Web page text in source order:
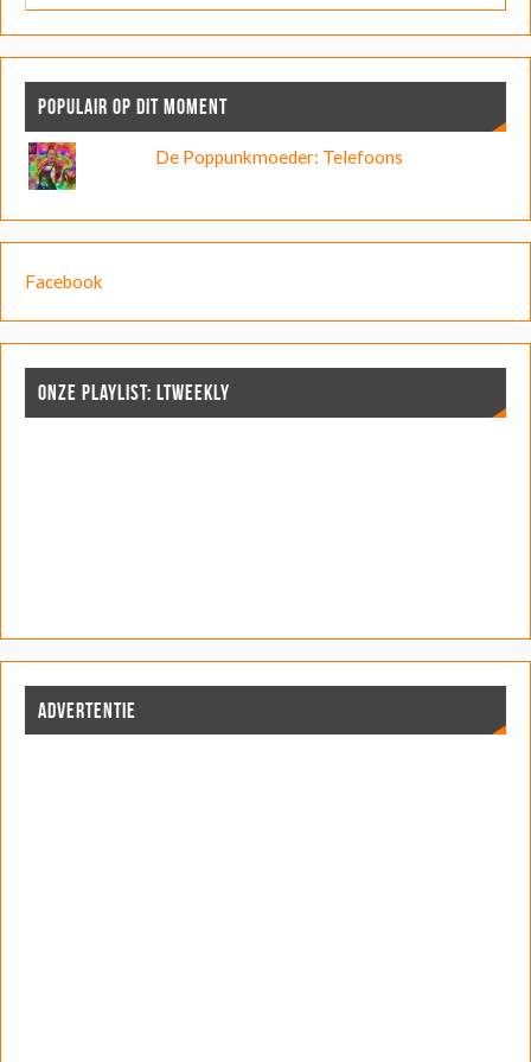
POPULAIR OP DIT MOMENT
De Poppunkmoeder: Telefoons
Facebook
ONZE PLAYLIST: LTWEEKLY
ADVERTENTIE